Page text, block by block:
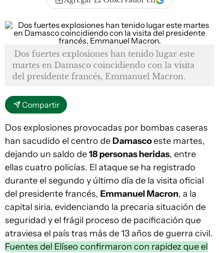
Dos fuertes explosiones han tenido lugar este
martes en Damasco coincidiendo con la visita
del presidente francés, Emmanuel Macron.
Compartir
Dos explosiones provocadas por bombas caseras
han sacudido el centro de Damascoeste martes,
dejando un saldo de18 personas heridas, entre
ellas cuatro policías. El ataque se ha registrado
durante el segundo y último día de la visita oficial
del presidente francés, Emmanuel Macron, a la
capital siria, evidenciando la precaria situación de
seguridad y el frágil proceso de pacificación que
atraviesa el país tras más de 13 años de guerra civil.
Fuentes del Elíseo confirmaron con rapidez que el